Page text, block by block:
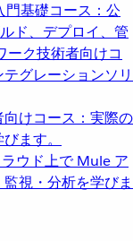
門基礎コース：公
ド、デプロイ、管
ーク技術者向けコ
グレーションソリ
向けコース：実際の
ます。
ウド上で Mule ア
視・分析を学びま